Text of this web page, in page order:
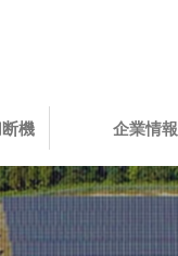
機 企業情報